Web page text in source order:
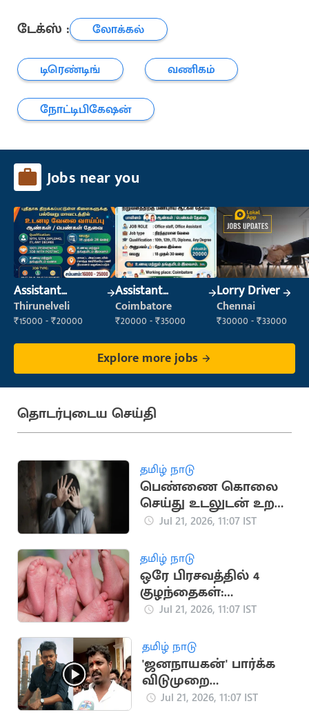
டேக்ஸ் :
லோக்கல்
டிரெண்டிங்
வணிகம்
நோட்டிபிகேஷன்
Jobs near you
Assistant
Manager
Thirunelveli
₹15000 - ₹20000
Assistant
Manager
Coimbatore
₹20000 - ₹35000
Lorry Driver
Chennai
₹30000 - ₹33000
Explore more jobs
தொடர்புடைய செய்தி
தமிழ் நாடு
பெண்ணை கொலை
செய்து உடலுடன் உறவு
கொண்ட சைக்கோ
Jul 21, 2026, 11:07 IST
தமிழ் நாடு
ஒரே பிரசவத்தில் 4
குழந்தைகள்:
நிதியுதவி கோரும்
குடும்பம்
Jul 21, 2026, 11:07 IST
தமிழ் நாடு
'ஜனநாயகன்' பார்க்க
விடுமுறை
கேட்கவில்லை:
Jul 21, 2026, 11:07 IST